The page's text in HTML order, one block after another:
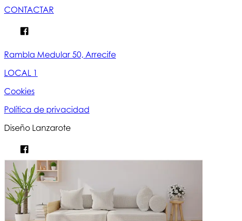
CONTACTAR
Rambla Medular 50, Arrecife
LOCAL 1
Cookies
Política de privacidad
Diseño Lanzarote